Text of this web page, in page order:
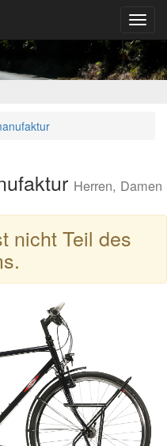
Herren, Damen
nicht Teil des